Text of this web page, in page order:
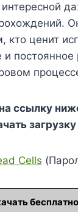
интересной
кто ценит
и постоянное
ссылку
загрузку
Cells
бесплатно